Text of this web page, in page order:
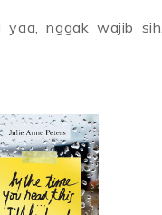
yaa, nggak wajib